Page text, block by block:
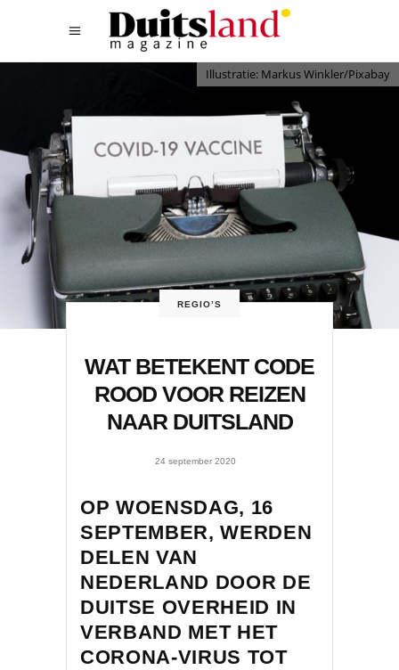
Illustratie: Markus Winkler/Pixabay
REGIO’S
WAT BETEKENT CODE
ROOD VOOR REIZEN
NAAR DUITSLAND
24 september 2020
OP WOENSDAG, 16
SEPTEMBER, WERDEN
DELEN VAN
NEDERLAND DOOR DE
DUITSE OVERHEID IN
VERBAND MET HET
CORONA-VIRUS TOT